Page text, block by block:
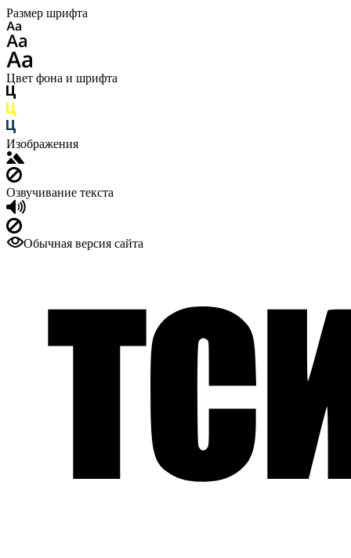
Размер шрифта
Цвет фона и шрифта
Изображения
Озвучивание текста
Обычная версия сайта